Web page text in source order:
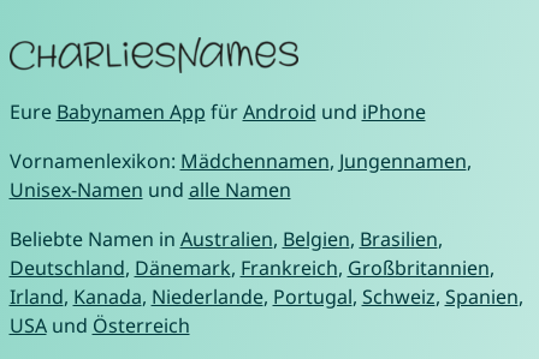
Eure Babynamen App fürAndroid und iPhone
Vornamenlexikon: Mädchennamen, Jungennamen,
Unisex-Namen und alle Namen
Beliebte Namen in Australien, Belgien, Brasilien,
Deutschland, Dänemark, Frankreich, Großbritannien,
Irland, Kanada, Niederlande, Portugal, Schweiz, Spanien,
USAund Österreich